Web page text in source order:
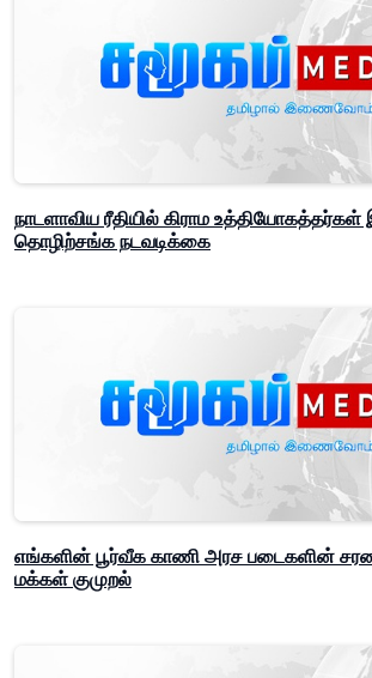
நாடளாவிய ரீதியில் கிராம உத்தியோகத்தர்கள்
தொழிற்சங்க நடவடிக்கை
எங்களின் பூர்வீக காணி அரச படைகளின்
மக்கள் குமுறல்